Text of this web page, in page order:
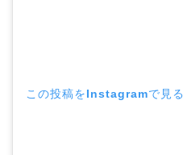
この投稿をInstagramで見る